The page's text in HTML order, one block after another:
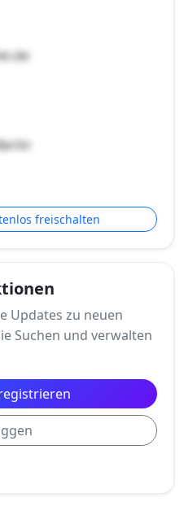
freischalten
Updates zu neuen
Suchen und verwalten